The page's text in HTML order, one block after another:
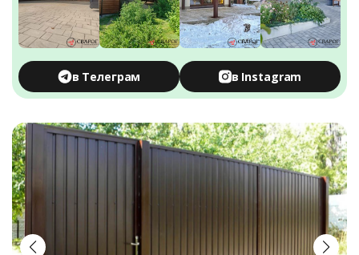
в Телеграм в Instagram